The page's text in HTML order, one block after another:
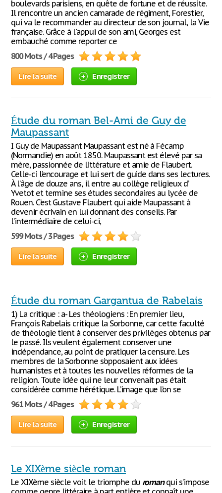
boulevards parisiens, en quête de fortune et de réussite.
Il rencontre un ancien camarade de régiment, Forestier,
qui va le recommander au directeur de son journal, la Vie
française. Grâce à l'appui de son ami, Georges est
embauché comme reporter ce
800 Mots / 4 Pages
Lire la suite Enregistrer
Étude du roman Bel-Ami de Guy de
Maupassant
I Guy de Maupassant Maupassant est né à Fécamp
(Normandie) en août 1850. Maupassant est élevé par sa
mère, passionnée de littérature et amie de Flaubert.
Celle-ci l’encourage et lui sert de guide dans ses lectures.
À l’âge de douze ans, il entre au collège religieux d’
Yvetot et termine ses études secondaires au lycée de
Rouen. C’est Gustave Flaubert qui aide Maupassant à
devenir écrivain en lui donnant des conseils. Par
l’intermédiaire de celui-ci,
599 Mots / 3 Pages
Lire la suite Enregistrer
Étude du roman Gargantua de Rabelais
1) La critique : a- Les théologiens : En premier lieu,
François Rabelais critique la Sorbonne, car cette faculté
de théologie tient à conserver des privilèges obtenus par
le passé. Ils veulent également conserver une
indépendance, au point de pratiquer la censure. Les
membres de la Sorbonne s’opposaient aux idées
humanistes et à toutes les nouvelles réformes de la
religion. Toute idée qui ne leur convenait pas était
considérée comme hérétique. L’image que l’on se
961 Mots / 4 Pages
Lire la suite Enregistrer
Le XIXème siècle roman
Le XIXème siècle voit le triomphe du romanqui s’impose